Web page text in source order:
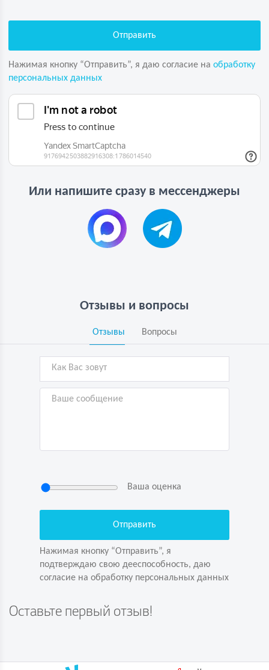
Нажимая кнопку “Отправить”, я даю согласие на обработку
персональных данных
Или напишите сразу в мессенджеры
Отзывы и вопросы
Отзывы Вопросы
Ваша оценка
Нажимая кнопку “Отправить”, я
подтверждаю свою дееспособность, даю
согласие на обработку персональных данных
Оставьте первый отзыв!
Нажимая кнопку “Отправить”, я
согласие на обработку персональных данных
Задайте вопрос первым!